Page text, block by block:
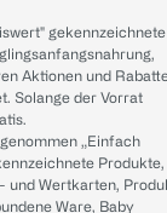
gekennzeichnete
Aktionen und
Solange der Vorrat
„Einfach
Produkte,
und Wertkarten,
Ware, Baby